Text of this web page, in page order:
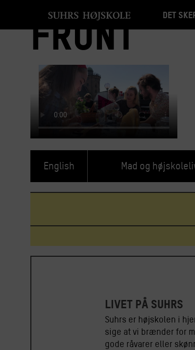
Det
Front
English Mad og
Livet på Suhrs
Suhrs er højskolen i
sige at vi brænder for
gode råvarer eller